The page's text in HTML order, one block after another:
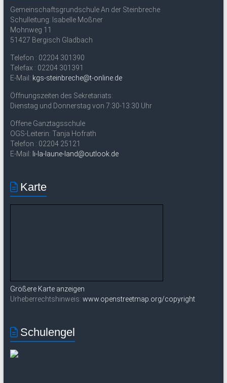
Gemeinschaftsgrundschule An der Steinbreche
Schulleitung: Isabelle Moßner
Mohnweg 11
51427 Bergisch Gladbach
Telefon : 02204 301390
Telefax : 02204 301391
E-Mail: kgs-steinbreche@t-online.de
Öffnungszeiten des Sekretariats:
Dienstag und Donnerstag von 7:30-13:30 Uhr
Offene Ganztagsschule
OGS-Leiterin: Tanja Hofrath
Telefon : 02204 25121
E-Mail: li-la-laune-land@outlook.de
Karte
Größere Karte anzeigen
Urheberrechtshinweis: www.openstreetmap.org/copyright
Schulengel